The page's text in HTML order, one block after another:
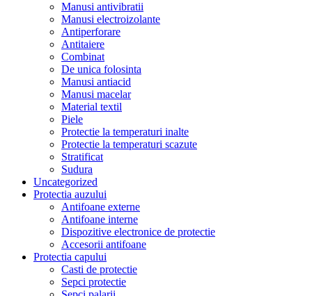
Manusi antivibratii
Manusi electroizolante
Antiperforare
Antitaiere
Combinat
De unica folosinta
Manusi antiacid
Manusi macelar
Material textil
Piele
Protectie la temperaturi inalte
Protectie la temperaturi scazute
Stratificat
Sudura
Uncategorized
Protectia auzului
Antifoane externe
Antifoane interne
Dispozitive electronice de protectie
Accesorii antifoane
Protectia capului
Casti de protectie
Sepci protectie